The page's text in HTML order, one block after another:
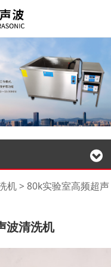
超声波
机> 80k实验室高频超声
波清洗机